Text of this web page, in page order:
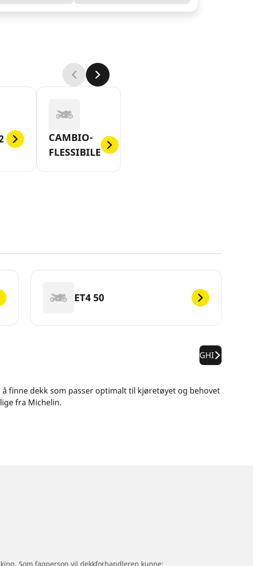
CAMBIO-
FLESSIBILE
ET4 50
GHI
finne dekk som passer optimalt til kjøretøyet og behovet
fra Michelin.
Som fagperson vil dekkforhandleren kunne: